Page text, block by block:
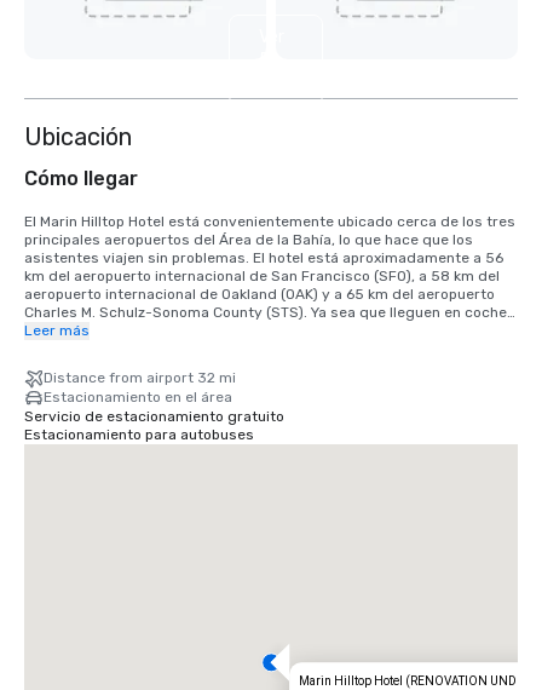
Ubicación
Cómo llegar
El Marin Hilltop Hotel está convenientemente ubicado cerca de los tres
principales aeropuertos del Área de la Bahía, lo que hace que los
asistentes viajen sin problemas. El hotel está aproximadamente a 56
km del aeropuerto internacional de San Francisco (SFO), a 58 km del
aeropuerto internacional de Oakland (OAK) y a 65 km del aeropuerto
Charles M. Schulz-Sonoma County (STS). Ya sea que lleguen en coche
de alquiler, viaje compartido o transporte privado, los huéspedes
de un entorno refrescante a las afueras del bullicio de la ciudad.
Leer más
Distance from airport 32 mi
Estacionamiento en el área
Servicio de estacionamiento gratuito
Estacionamiento para autobuses
Marin Hilltop Hotel (RENOVATION